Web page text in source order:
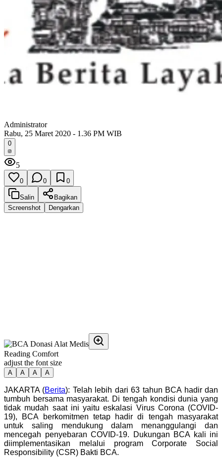
Administrator
Rabu, 25 Maret 2020 - 1.36 PM WIB
0
5
0 0 0
Salin
Bagikan
Screenshot
Dengarkan
Reading Comfort
adjust the font size
A A A A
JAKARTA (Berita): Telah lebih dari 63 tahun BCA hadir dan
tumbuh bersama masyarakat. Di tengah kondisi dunia yang
tidak mudah saat ini yaitu eskalasi Virus Corona (COVID-
19), BCA berkomitmen tetap hadir di tengah masyarakat
untuk saling mendukung dalam menanggulangi dan
mencegah penyebaran COVID-19. Dukungan BCA kali ini
diimplementasikan melalui program Corporate Social
Responsibility (CSR) Bakti BCA.